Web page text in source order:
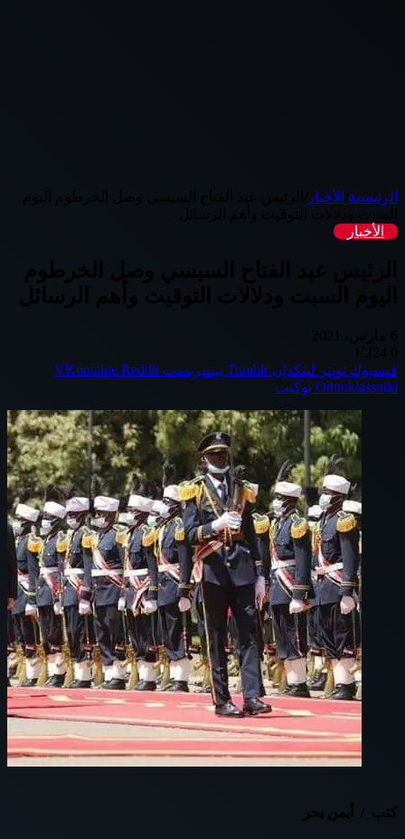
الرئيسية الأخبار
الأخبار
فيسبوك تويتر لينكدإن بينتيريست
Odnoklassniki بوكيت
كتب / أيمن بحر